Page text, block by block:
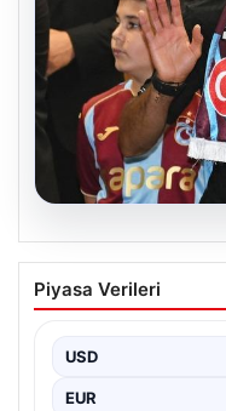
06.08.2026
İşte
Piyasa Verileri
USD
EUR